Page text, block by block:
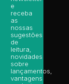
e
receba
as
nossas
sugestões
de
leitura,
novidades
sobre
lançamentos,
vantagens